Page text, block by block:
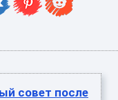
совет после